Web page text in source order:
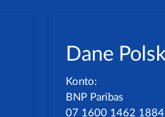
Dane
Konto:
BNP Paribas
07 1600 1462